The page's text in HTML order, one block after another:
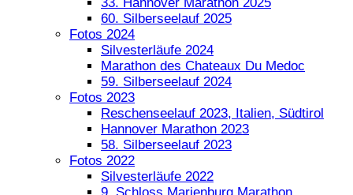
60. Silberseelauf 2025
Fotos 2024
Silvesterläufe 2024
Marathon des Chateaux Du Medoc
59. Silberseelauf 2024
Fotos 2023
Reschenseelauf 2023, Italien, Südtirol
Hannover Marathon 2023
58. Silberseelauf 2023
Fotos 2022
Silvesterläufe 2022